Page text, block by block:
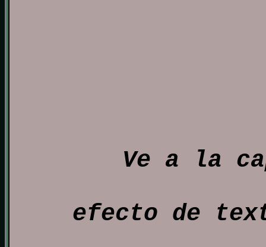
Ve a la
efecto de